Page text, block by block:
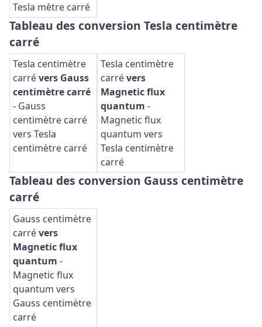
Tesla mètre carré
Tableau des conversion Tesla centimètre
carré
Tesla centimètre
carrévers Gauss
centimètre carré
- Gauss
centimètre carré
vers Tesla
centimètre carré
Tesla centimètre
carrévers
Magnetic flux
quantum -
Magnetic flux
quantum vers
Tesla centimètre
carré
Tableau des conversion Gauss centimètre
carré
Gauss centimètre
carrévers
Magnetic flux
quantum -
Magnetic flux
quantum vers
Gauss centimètre
carré